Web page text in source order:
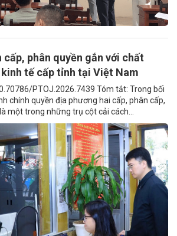
phân quyền gắn với chất
tế cấp tỉnh tại Việt Nam
PTOJ.2026.7439 Tóm tắt: Trong bối
chính quyền địa phương hai cấp, phân cấp,
một trong những trụ cột cải cách...